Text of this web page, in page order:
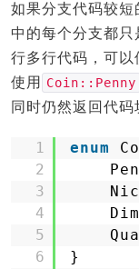
如果分支代码较
中的每个分支都
行多行代码，可
使用
Coin::Penny
同时仍然返回代码
1
2
3
4
5
6
enum
}